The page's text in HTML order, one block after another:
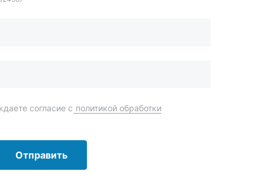
Отправить
+7 (904) 945-52-55